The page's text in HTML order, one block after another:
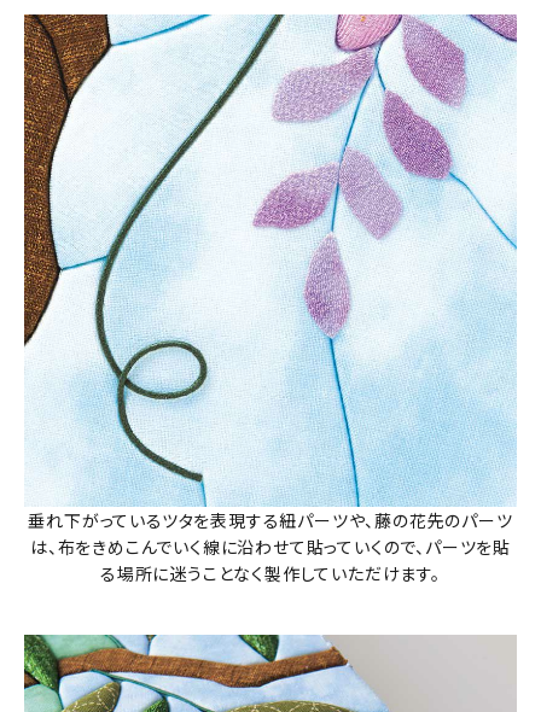
垂れ下がっているツタを表現する紐パーツや、藤の花先のパーツ
は、布をきめこんでいく線に沿わせて貼っていくので、パーツを貼
る場所に迷うことなく製作していただけます。